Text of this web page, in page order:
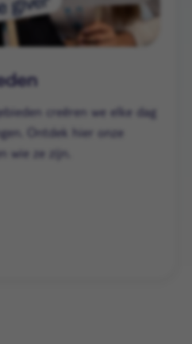
creëren we elke dag
Ontdek hier onze
wie ze zijn.